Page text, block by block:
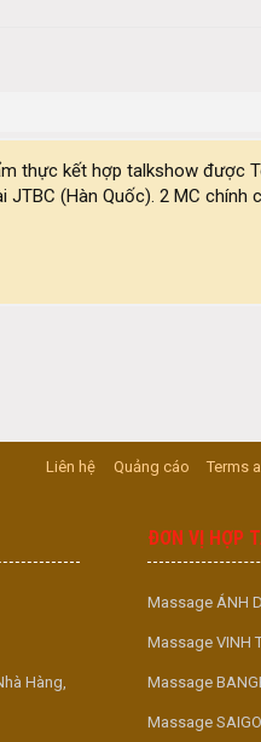
thực kết hợp talkshow được
(Hàn Quốc). 2 MC chính
Liên hệ Quảng cáo Terms
Hàng,
ĐƠN VỊ HỢP
Massage ÁNH
Massage VINH
Massage
Massage